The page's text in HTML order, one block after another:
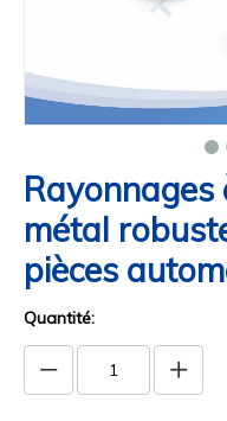
métal
pièces
Quantité: